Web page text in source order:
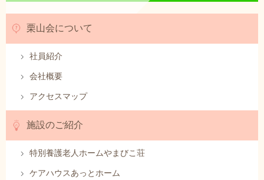
栗山会について
社員紹介
会社概要
アクセスマップ
施設のご紹介
特別養護老人ホームやまびこ荘
ケアハウスあっとホーム